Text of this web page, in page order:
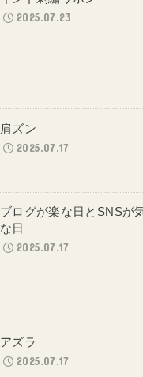
2025.07.23
肩ズン
2025.07.17
ブログが楽な日とSNSが
な日
2025.07.17
アズラ
2025.07.17